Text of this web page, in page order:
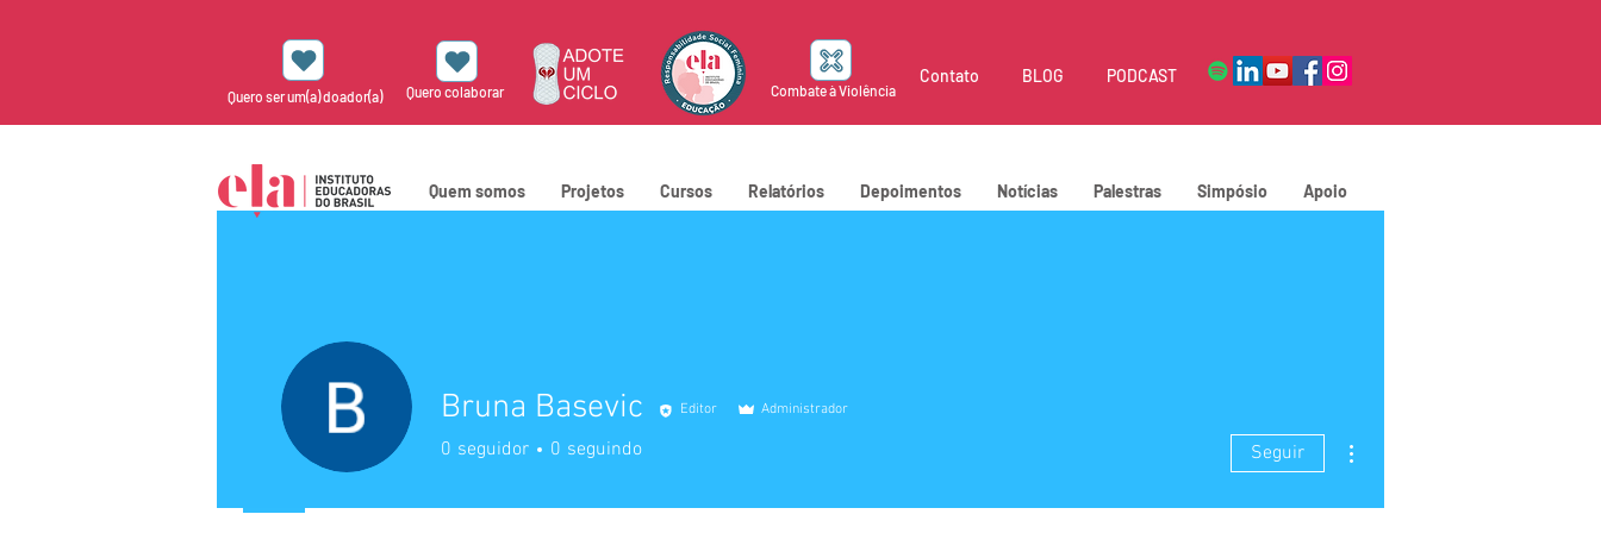
Quero ser um(a) doador(a) Quero colaborar Combate à Violência
Contato BLOG PODCAST
Quem somos Projetos Cursos Relatórios Depoimentos Notícias Palestras Simpósio Apoio
Bruna Basevic Editor Administrador
0 seguidor 0 seguindo Seguir